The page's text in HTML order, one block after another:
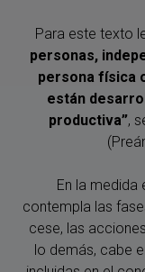
Para este texto
personas,
persona física
están
productiva”,
En la medida
contempla las
cese, las
lo demás, cabe